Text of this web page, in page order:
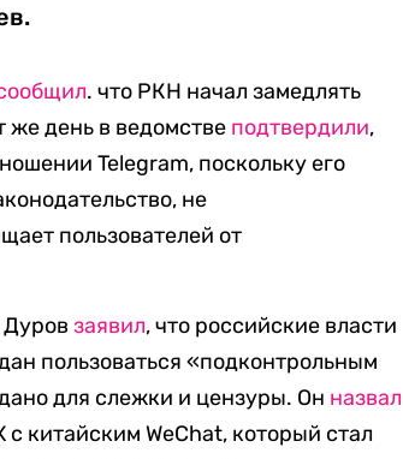
. что РКН начал замедлять
же день в ведомстве подтвердили,
Telegram, поскольку его
не
пользователей от
Дуровзаявил, что российские власти
пользоваться «подконтрольным
для слежки и цензуры. Он назвал
китайским WeChat, который стал